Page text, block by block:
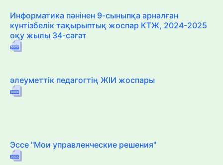
Информатика пәнінен 9-сыныпқа арналған
күнтізбелік тақырыптық жоспар КТЖ, 2024-2025
оқу жылы 34-сағат
әлеуметтік педагогтің ЖІИ жоспары
Эссе "Мои управленческие решения"